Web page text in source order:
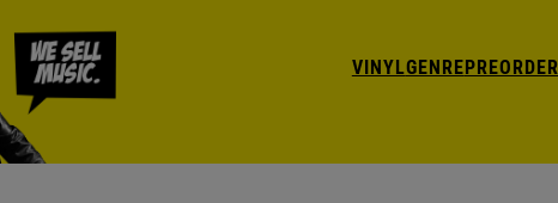
VINYLGENREPREORDER